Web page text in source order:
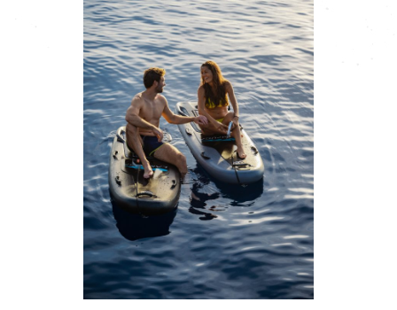
Besucher, Roermond Marek Folta
Besucher, Roermond Heidi Grumme